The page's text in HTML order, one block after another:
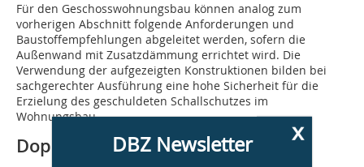
Für den Geschosswohnungsbau können analog zum
vorherigen Abschnitt folgende Anforderungen und
Baustoffempfehlungen abgeleitet werden, sofern die
Außenwand mit Zusatzdämmung errichtet wird. Die
Verwendung der aufgezeigten Konstruktionen bilden bei
sachgerechter Ausführung eine hohe Sicherheit für die
Erzielung des geschuldeten Schallschutzes im
Wohnungsbau.
Doppelhäuser / Reihenhäuser
x
DBZ Newsletter